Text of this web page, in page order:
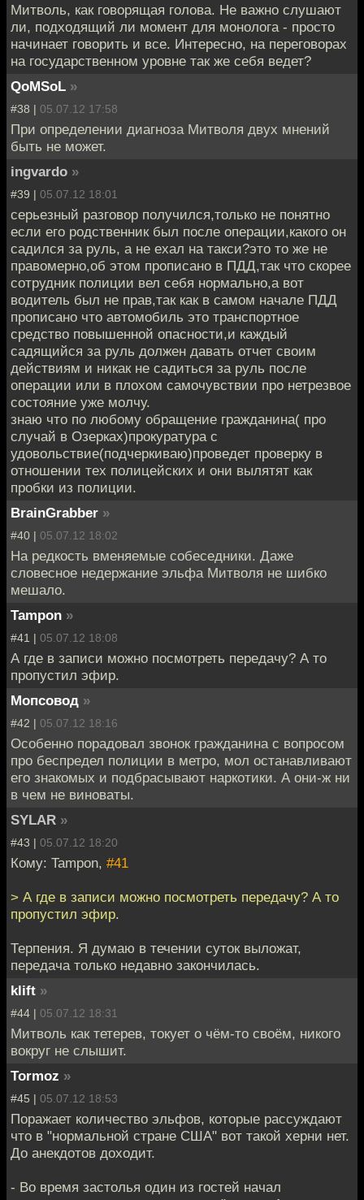
Митволь, как говорящая голова. Не важно слушают
ли, подходящий ли момент для монолога - просто
начинает говорить и все. Интересно, на переговорах
на государственном уровне так же себя ведет?
QoMSoL »
#38 | 05.07.12 17:58
При определении диагноза Митволя двух мнений
быть не может.
ingvardo »
#39 | 05.07.12 18:01
серьезный разговор получился,только не понятно
если его родственник был после операции,какого он
садился за руль, а не ехал на такси?это то же не
правомерно,об этом прописано в ПДД,так что скорее
сотрудник полиции вел себя нормально,а вот
водитель был не прав,так как в самом начале ПДД
прописано что автомобиль это транспортное
средство повышенной опасности,и каждый
садящийся за руль должен давать отчет своим
действиям и никак не садиться за руль после
операции или в плохом самочувствии про нетрезвое
состояние уже молчу.
знаю что по любому обращение гражданина( про
случай в Озерках)прокуратура с
удовольствие(подчеркиваю)проведет проверку в
отношении тех полицейских и они вылятят как
пробки из полиции.
BrainGrabber »
#40 | 05.07.12 18:02
На редкость вменяемые собеседники. Даже
словесное недержание эльфа Митволя не шибко
мешало.
Tampon »
#41 | 05.07.12 18:08
А где в записи можно посмотреть передачу? А то
пропустил эфир.
Мопсовод »
#42 | 05.07.12 18:16
Особенно порадовал звонок гражданина с вопросом
про беспредел полиции в метро, мол останавливают
его знакомых и подбрасывают наркотики. А они-ж ни
в чем не виноваты.
SYLAR »
#43 | 05.07.12 18:20
Кому: Tampon, #41
> А где в записи можно посмотреть передачу? А то
пропустил эфир.
Терпения. Я думаю в течении суток выложат,
передача только недавно закончилась.
klift »
#44 | 05.07.12 18:31
Митволь как тетерев, токует о чём-то своём, никого
вокруг не слышит.
Tormoz »
#45 | 05.07.12 18:53
Поражает количество эльфов, которые рассуждают
что в "нормальной стране США" вот такой херни нет.
До анекдотов доходит.
- Во время застолья один из гостей начал